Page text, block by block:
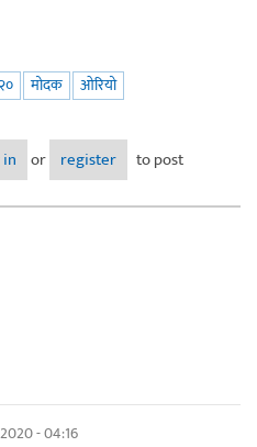
मोदक ओरियो
१ - मोदक बनवणे -ओरिओ-कन्फेटी मोदक
or register
to post
- 04:16